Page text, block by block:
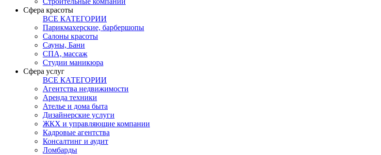
Сфера красоты
ВСЕ КАТЕГОРИИ
Парикмахерские, барбершопы
Салоны красоты
Сауны, Бани
СПА, массаж
Студии маникюра
Сфера услуг
ВСЕ КАТЕГОРИИ
Агентства недвижимости
Аренда техники
Ателье и дома быта
Дизайнерские услуги
ЖКХ и управляющие компании
Кадровые агентства
Консалтинг и аудит
Ломбарды